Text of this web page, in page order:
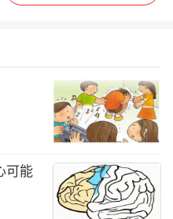
可能